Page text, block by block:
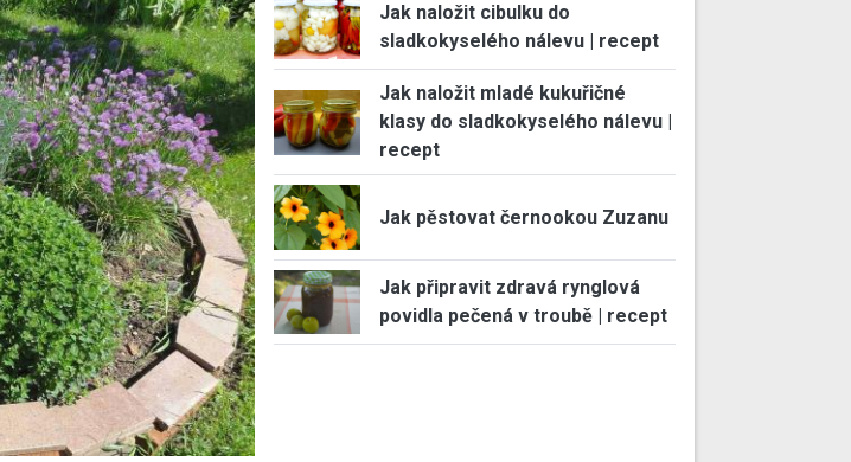
Jak naložit cibulku do
sladkokyselého nálevu | recept
Jak naložit mladé kukuřičné
klasy do sladkokyselého nálevu |
recept
Jak pěstovat černookou Zuzanu
Jak připravit zdravá rynglová
povidla pečená v troubě | recept